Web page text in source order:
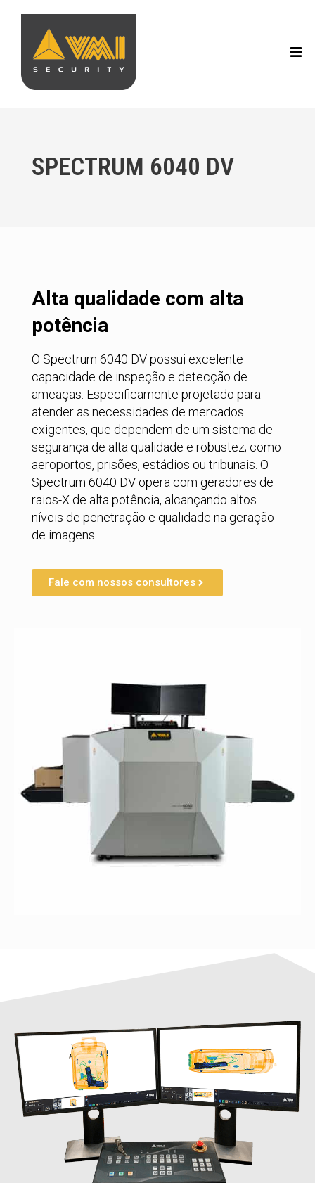
SPECTRUM 6040 DV
Alta qualidade com alta
potência
O Spectrum 6040 DV possui excelente
capacidade de inspeção e detecção de
ameaças. Especificamente projetado para
atender as necessidades de mercados
exigentes, que dependem de um sistema de
segurança de alta qualidade e robustez; como
aeroportos, prisões, estádios ou tribunais. O
Spectrum 6040 DV opera com geradores de
raios-X de alta potência, alcançando altos
níveis de penetração e qualidade na geração
de imagens.
Fale com nossos consultores